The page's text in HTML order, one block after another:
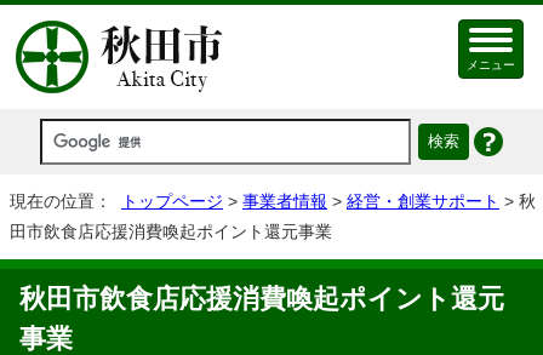
メニュー
現在の位置： トップページ > 事業者情報 > 経営・創業サポート > 秋
田市飲食店応援消費喚起ポイント還元事業
秋田市飲食店応援消費喚起ポイント還元
事業